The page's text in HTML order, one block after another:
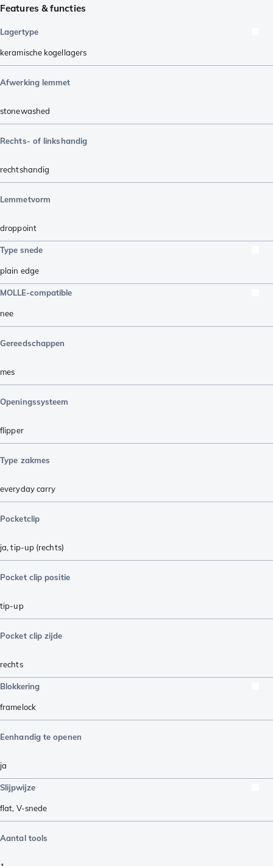
Features & functies
Lagertype
keramische kogellagers
Afwerking lemmet
stonewashed
Rechts- of linkshandig
rechtshandig
Lemmetvorm
droppoint
Type snede
plain edge
MOLLE-compatible
nee
Gereedschappen
mes
Openingssysteem
flipper
Type zakmes
everyday carry
Pocketclip
ja, tip-up (rechts)
Pocket clip positie
tip-up
Pocket clip zijde
rechts
Blokkering
framelock
Eenhandig te openen
ja
Slijpwijze
flat, V-snede
Aantal tools